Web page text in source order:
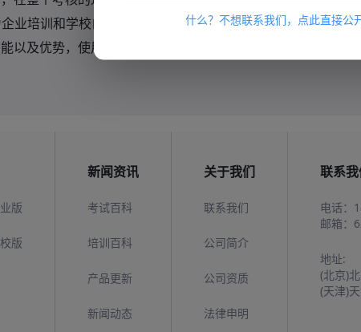
业培训和学校的培训以及专业化的考试提供了帮助，让工作
以及优势，使用效果还是很好的。
版
版
新闻资讯
考试百科
培训百科
产品更新
新闻动态
关于我们
联系我们
公司简介
公司资质
法律申明
联系
电话：
邮箱：
地址:
(北京)
(天津)
什么？不想联系我们，点此直接公